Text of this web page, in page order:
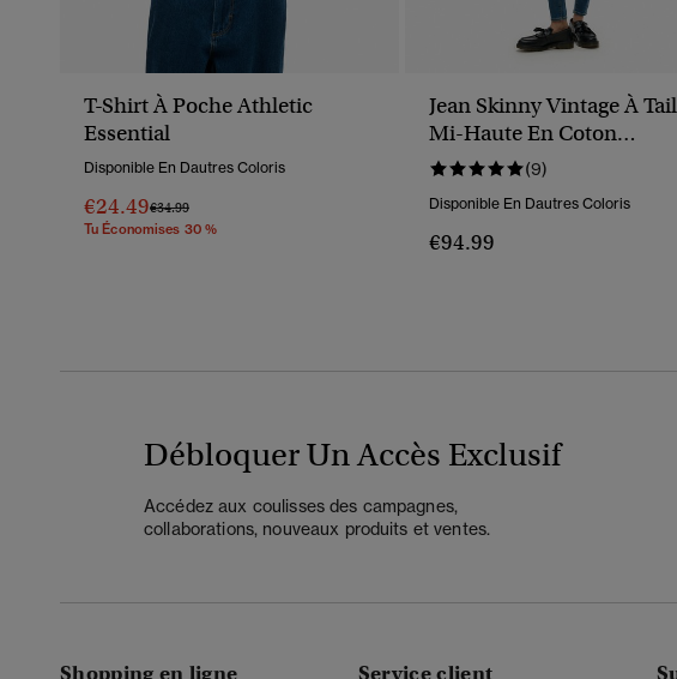
T-Shirt À Poche Athletic
Essential
Disponible En Dautres Coloris
€24.49Prix Réduit De
€34.99À
Tu Économises 30 %
Jean Skinny Vintage À
Mi-Haute En Coton
Biologique(9)
Disponible En Dautres Coloris
€94.99
Débloquer Un Accès Exclusif
Accédez aux coulisses des campagnes,
collaborations, nouveaux produits et ventes.
Shopping en ligne Service client